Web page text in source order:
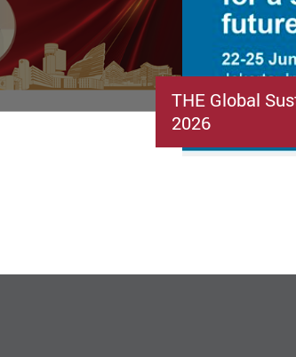
THE Global
2026